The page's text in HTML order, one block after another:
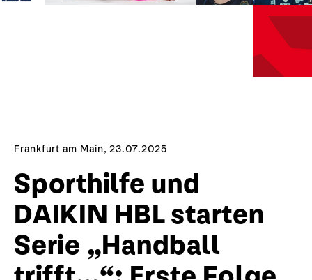
Frankfurt am Main, 23.07.2025
Sporthilfe und
DAIKIN HBL starten
Serie „Handball